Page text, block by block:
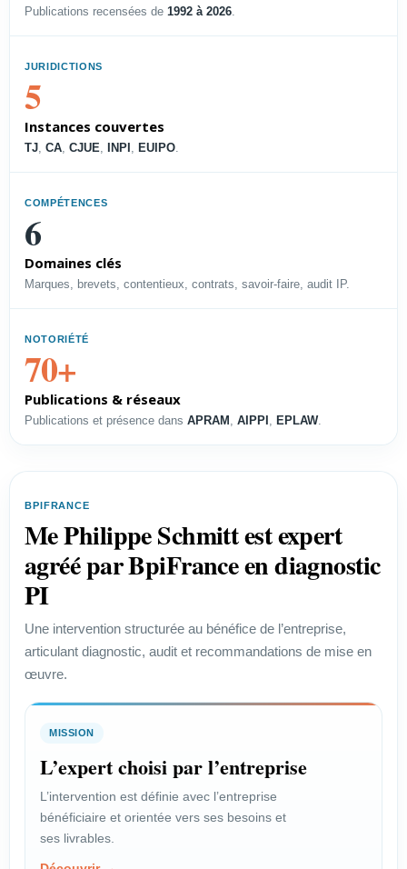
Voir le profil →
PROFIL
Voir le profil →
PROFIL
Directeur Juridique
Structurer une délégation
industrielle.
Voir le profil →
PROFIL
Start-up
protéger un projet innovant.
PROFIL
Publications recensées de 1992 à 2026.
JURIDICTIONS
5
Instances couvertes
TJ, CA, CJUE, INPI , EUIPO.
COMPÉTENCES
6
Domaines clés
Marques, brevets, contentieux, contrats, savoir-faire, audit IP.
NOTORIÉTÉ
70+
Publications & réseaux
Publications et présence dans APRAM , AIPPI , EPLAW.
BPIFRANCE
Me Philippe Schmitt est expert
agréé par BpiFrance en diagnostic
PI
Une intervention structurée au bénéfice de l’entreprise,
articulant diagnostic, audit et recommandations de mise en
œuvre.
MISSION
L’expert choisi par l’entreprise
L’intervention est définie avec l’entreprise
bénéficiaire et orientée vers ses besoins et
ses livrables.